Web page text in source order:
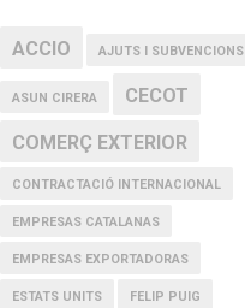
ACCIO AJUTS I SUBVENCIONS
ASUN CIRERA CECOT
COMERÇ EXTERIOR
CONTRACTACIÓ INTERNACIONAL
EMPRESAS CATALANAS
EMPRESAS EXPORTADORAS
ESTATS UNITS FELIP PUIG